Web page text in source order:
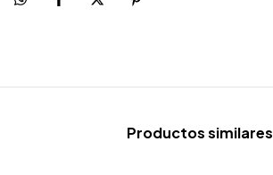
Productos similares